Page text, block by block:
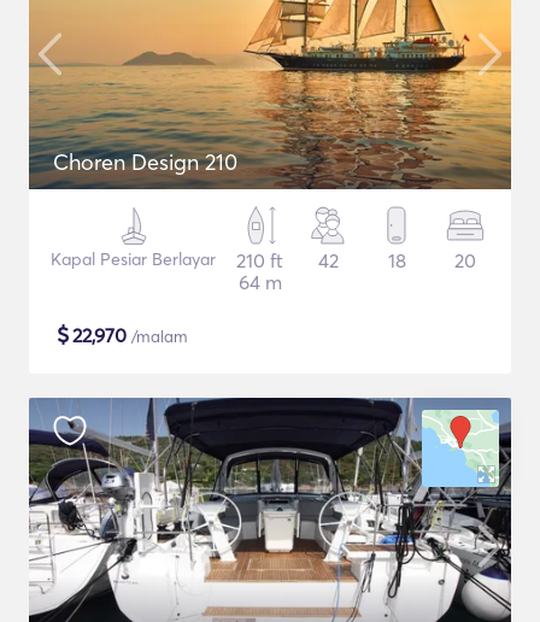
Choren Design 210
Kapal Pesiar Berlayar
210 ft
64 m
42 18 20
$22,970 /malam